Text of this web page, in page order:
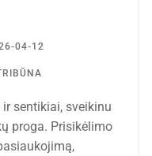
04-12
sentikiai, sveikinu
proga. Prisikėlimo